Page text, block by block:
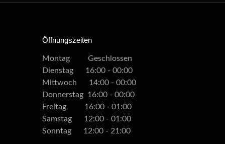
Öffnungszeiten
Montag Geschlossen
Dienstag 16:00 - 00:00
Mittwoch 14:00 - 00:00
Donnerstag 16:00 - 00:00
Freitag 16:00 - 01:00
Samstag 12:00 - 01:00
Sonntag 12:00 - 21:00